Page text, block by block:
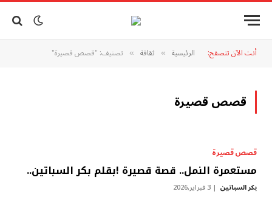
أنت الآن تتصفح: الرئيسية » ثقافة » تصنيف: "قصص قصيرة"
قصص قصيرة
قصص قصيرة
مستعمرة النمل.. قصة قصيرة !بقلم بكر السباتين..
بكر السباتين 3 فبراير,2026